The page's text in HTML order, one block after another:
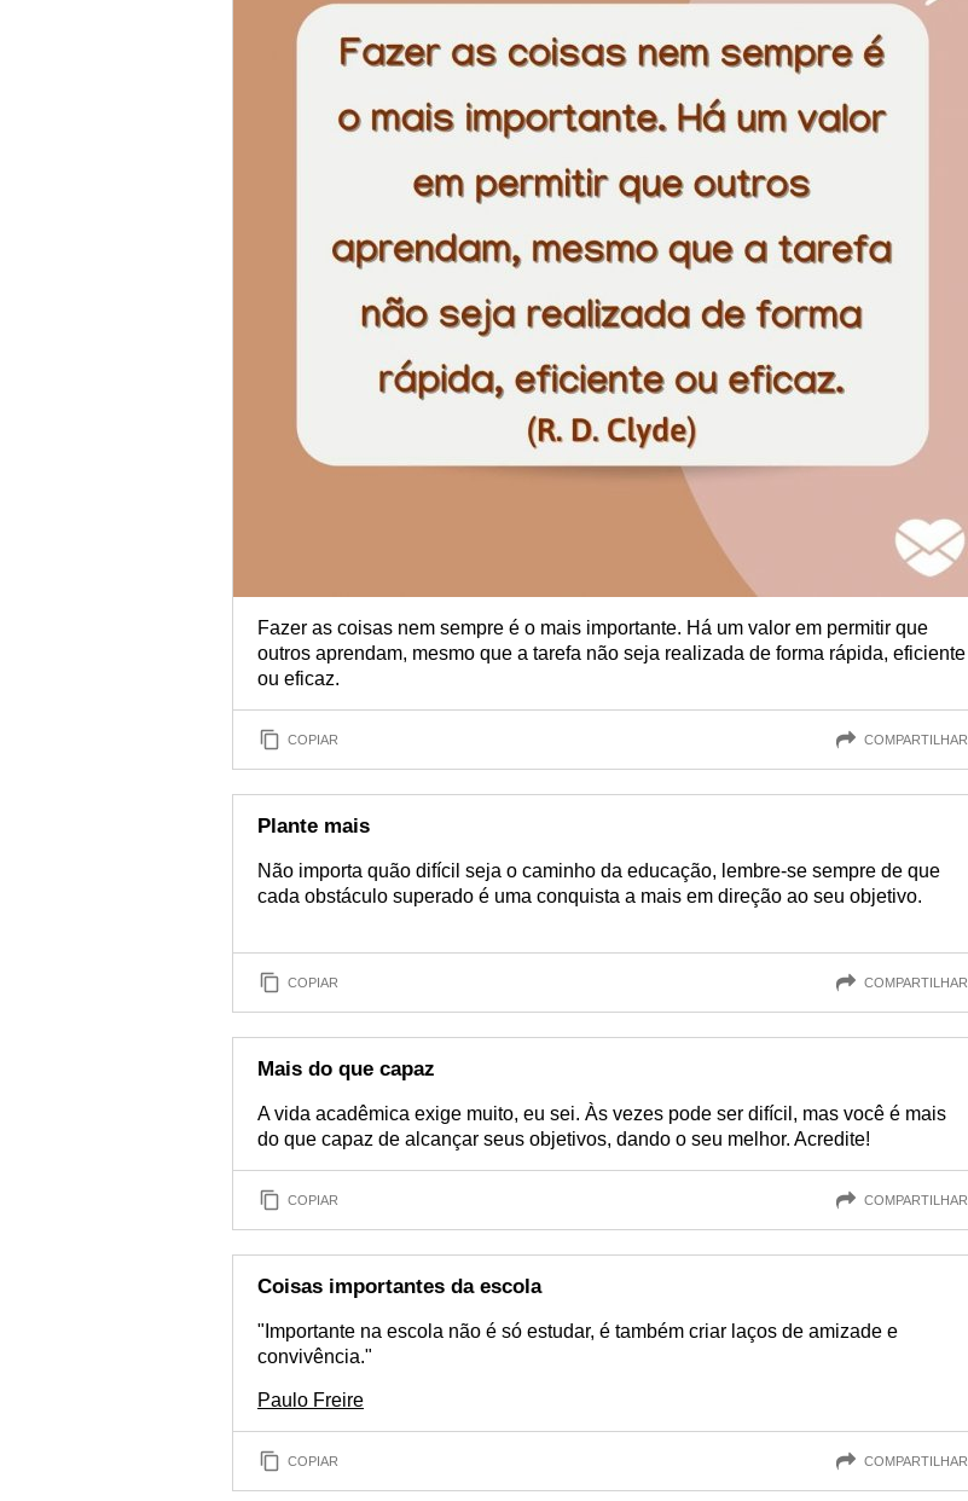
Fazer as coisas nem sempre é o mais importante. Há um valor em permitir que
outros aprendam, mesmo que a tarefa não seja realizada de forma rápida, eficiente
ou eficaz.
COPIAR COMPARTILHAR
Plante mais
Não importa quão difícil seja o caminho da educação, lembre-se sempre de que
cada obstáculo superado é uma conquista a mais em direção ao seu objetivo.
COPIAR COMPARTILHAR
Mais do que capaz
A vida acadêmica exige muito, eu sei. Às vezes pode ser difícil, mas você é mais
do que capaz de alcançar seus objetivos, dando o seu melhor. Acredite!
COPIAR COMPARTILHAR
Coisas importantes da escola
"Importante na escola não é só estudar, é também criar laços de amizade e
convivência."
Paulo Freire
COPIAR COMPARTILHAR